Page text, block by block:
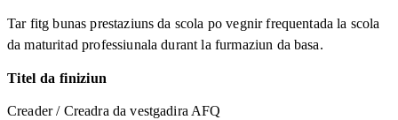
Tar fitg bunas prestaziuns da scola po vegnir frequentada la scola
da maturitad professiunala durant la furmaziun da basa.
Titel da finiziun
Creader / Creadra da vestgadira AFQ